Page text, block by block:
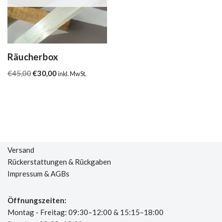
Räucherbox
€45,00€30,00 inkl. MwSt.
Versand
Rückerstattungen & Rückgaben
Impressum & AGBs
Öffnungszeiten:
Montag - Freitag: 09:30–12:00 & 15:15–18:00